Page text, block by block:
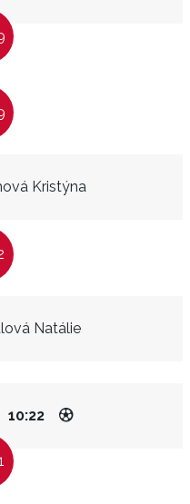
Kristýna
Natálie
10:22